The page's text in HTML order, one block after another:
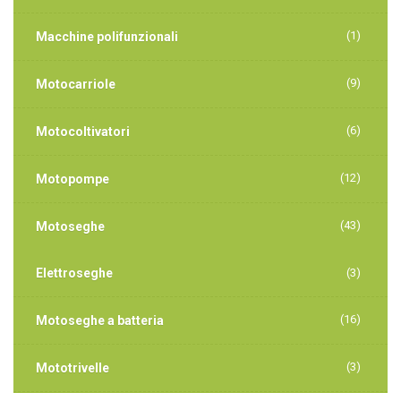
Macchine polifunzionali (1)
Motocarriole (9)
Motocoltivatori (6)
Motopompe (12)
Motoseghe (43)
Elettroseghe (3)
Motoseghe a batteria (16)
Mototrivelle (3)